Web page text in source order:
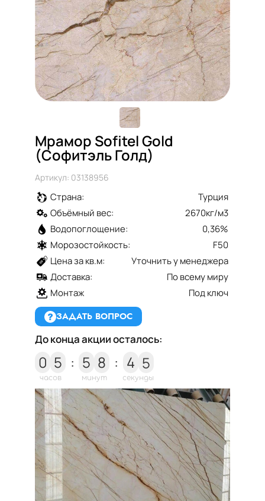
Мрамор Sofitel Gold
(Софитэль Голд)
Страна:
Турция
Объёмный вес:
2670кг/м3
Водопоглощение:
0,36%
Морозостойкость:
F50
Цена за кв.м:
Уточнить у менеджера
Доставка:
По всему миру
Монтаж
Под ключ
Артикул: 03138956
ЗАДАТЬ ВОПРОС
До конца акции осталось:
0 5 :
часов
5 8 :
минут
4
5
4
секунды